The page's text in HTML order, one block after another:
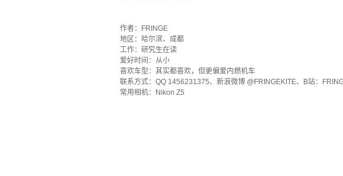
作者：FRINGE
地区：哈尔滨、成都
工作：研究生在读
爱好时间：从小
喜欢车型：其实都喜欢，但更偏爱内燃机车
联系方式：QQ 1456231375、新浪微博 @FRINGEKITE、B站：
常用相机：Nikon Z5